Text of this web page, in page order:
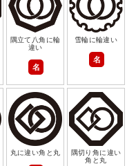
隅立て八角に輪
違い
名
雪輪に輪違い
名
丸に違い角と丸
隅切り角に違い
角と丸